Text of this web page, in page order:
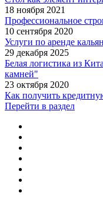
18 ноября 2021
Профессиональное
10 сентября 2020
Услуги по аренде
29 декабря 2025
Белая логистика из
камней"
23 октября 2020
Как получить
Перейти в раздел